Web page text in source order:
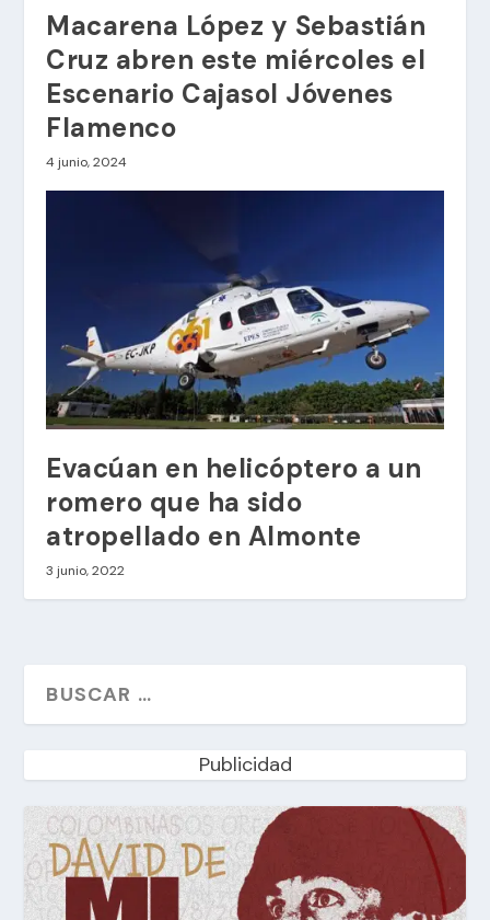
Macarena López y Sebastián
Cruz abren este miércoles el
Escenario Cajasol Jóvenes
Flamenco
4 junio, 2024
Evacúan en helicóptero a un
romero que ha sido
atropellado en Almonte
3 junio, 2022
Publicidad